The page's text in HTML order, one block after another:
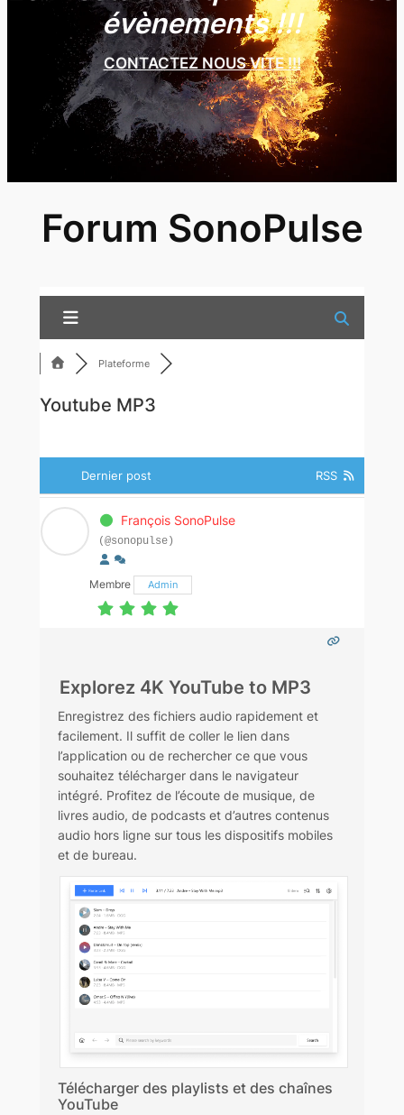
évènements !!!
CONTACTEZ NOUS VITE !!!
Forum SonoPulse
Plateforme
Youtube MP3
Dernier post RSS
François SonoPulse
(@sonopulse)
Membre Admin
Explorez 4K YouTube to MP3
Enregistrez des fichiers audio rapidement et
facilement. Il suffit de coller le lien dans
l’application ou de rechercher ce que vous
souhaitez télécharger dans le navigateur
intégré. Profitez de l’écoute de musique, de
livres audio, de podcasts et d’autres contenus
audio hors ligne sur tous les dispositifs mobiles
et de bureau.
Télécharger des playlists et des chaînes
YouTube